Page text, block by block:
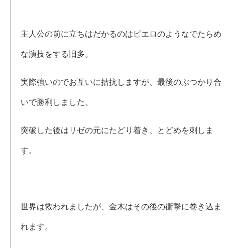
主人公の前に立ちはだかるのはピエロのようなでたらめ
な演技をする旧多。
実際強いのでお互いに拮抗しますが、最後のぶつかり合
いで勝利しました。
突破した後はリゼの元にたどり着き、とどめを刺しま
す。
世界は救われましたが、金木はその後の衝撃に巻き込ま
れます。